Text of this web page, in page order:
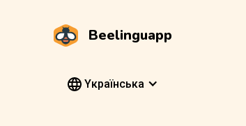
Beelinguapp
Yкраїнська